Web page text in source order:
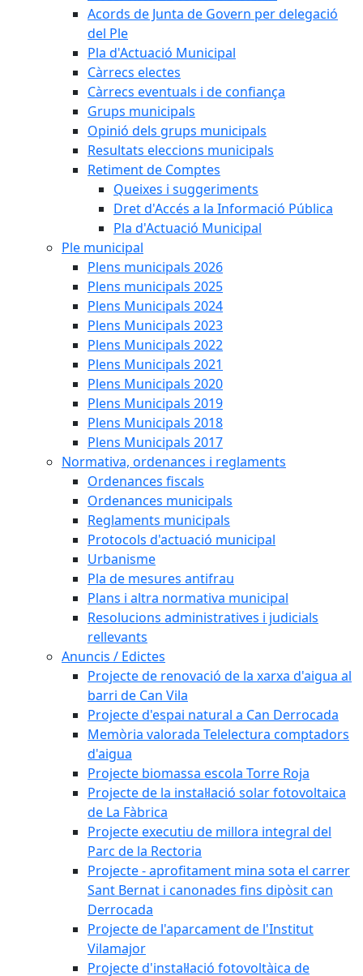
Acords de Junta de Govern per delegació
del Ple
Pla d'Actuació Municipal
Càrrecs electes
Càrrecs eventuals i de confiança
Grups municipals
Opinió dels grups municipals
Resultats eleccions municipals
Retiment de Comptes
Queixes i suggeriments
Dret d'Accés a la Informació Pública
Pla d'Actuació Municipal
Ple municipal
Plens municipals 2026
Plens municipals 2025
Plens Municipals 2024
Plens Municipals 2023
Plens Municipals 2022
Plens Municipals 2021
Plens Municipals 2020
Plens Municipals 2019
Plens Municipals 2018
Plens Municipals 2017
Normativa, ordenances i reglaments
Ordenances fiscals
Ordenances municipals
Reglaments municipals
Protocols d'actuació municipal
Urbanisme
Pla de mesures antifrau
Plans i altra normativa municipal
Resolucions administratives i judicials
rellevants
Anuncis / Edictes
Projecte de renovació de la xarxa d'aigua al
barri de Can Vila
Projecte d'espai natural a Can Derrocada
Memòria valorada Telelectura comptadors
d'aigua
Projecte biomassa escola Torre Roja
Projecte de la instal·lació solar fotovoltaica
de La Fàbrica
Projecte executiu de millora integral del
Parc de la Rectoria
Projecte - aprofitament mina sota el carrer
Sant Bernat i canonades fins dipòsit can
Derrocada
Projecte de l'aparcament de l'Institut
Vilamajor
Projecte d'instal·lació fotovoltàica de